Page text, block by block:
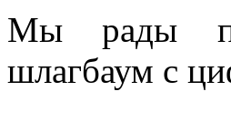
Мы рады
шлагбаум с